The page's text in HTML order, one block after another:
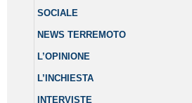
SOCIALE
NEWS TERREMOTO
L’OPINIONE
L’INCHIESTA
INTERVISTE